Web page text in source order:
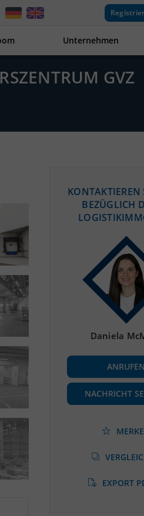
Unternehmen
GVZ
KONTAKTIEREN
BEZÜGLICH
Daniela
ANRUFEN
NACHRICHT
EXPORT